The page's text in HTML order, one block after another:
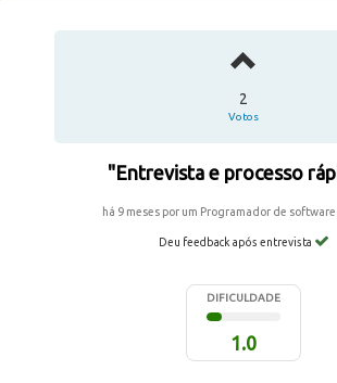
2
Votos
"Entrevista e processo
há 9 meses por um Programador de software
Deu feedback após entrevista
DIFICULDADE
1.0